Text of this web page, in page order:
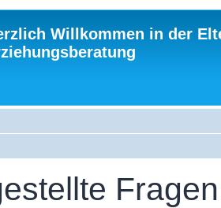
Willkommen in der
Fragen